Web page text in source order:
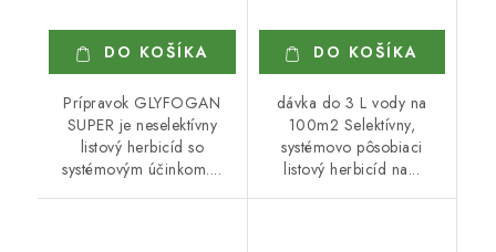
DO KOŠÍKA
Prípravok GLYFOGAN
SUPER je neselektívny
listový herbicíd so
systémovým účinkom....
DO KOŠÍKA
dávka do 3 L vody na
100m2 Selektívny,
systémovo pôsobiaci
listový herbicíd na...